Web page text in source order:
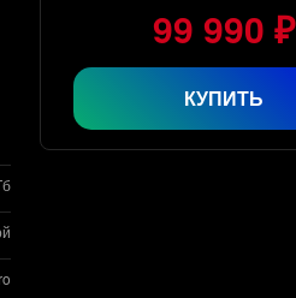
99 990 ₽
КУПИТЬ